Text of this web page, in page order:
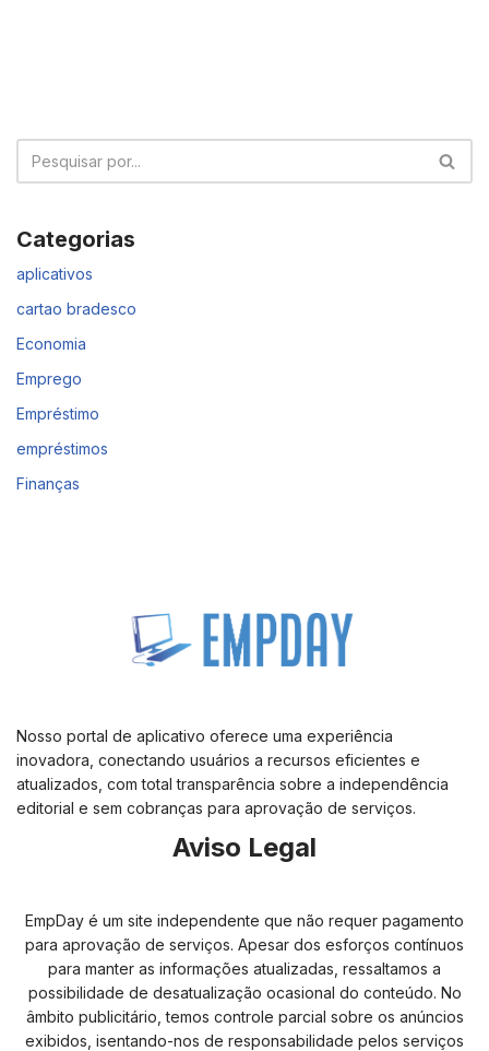
Categorias
aplicativos
cartao bradesco
Economia
Emprego
Empréstimo
empréstimos
Finanças
Nosso portal de aplicativo oferece uma experiência
inovadora, conectando usuários a recursos eficientes e
atualizados, com total transparência sobre a independência
editorial e sem cobranças para aprovação de serviços.
Aviso Legal
EmpDay é um site independente que não requer pagamento
para aprovação de serviços. Apesar dos esforços contínuos
para manter as informações atualizadas, ressaltamos a
possibilidade de desatualização ocasional do conteúdo. No
âmbito publicitário, temos controle parcial sobre os anúncios
exibidos, isentando-nos de responsabilidade pelos serviços